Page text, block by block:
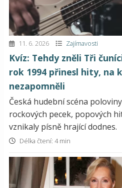
11. 6. 2026 Zajímavosti
Kvíz: Tehdy zněli Tři
rok 1994 přinesl hity, na
nezapomněli
Česká hudební scéna
rockových pecek, popových
vznikaly písně hrající dodnes.
Délka čtení: 4 min